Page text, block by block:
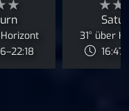
31° über